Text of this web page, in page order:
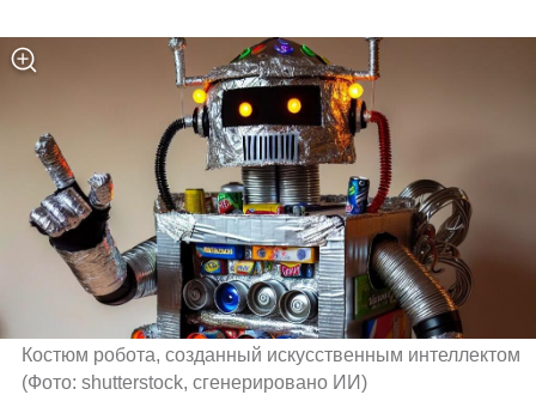
(Фото: shutterstock, сгенерировано ИИ)